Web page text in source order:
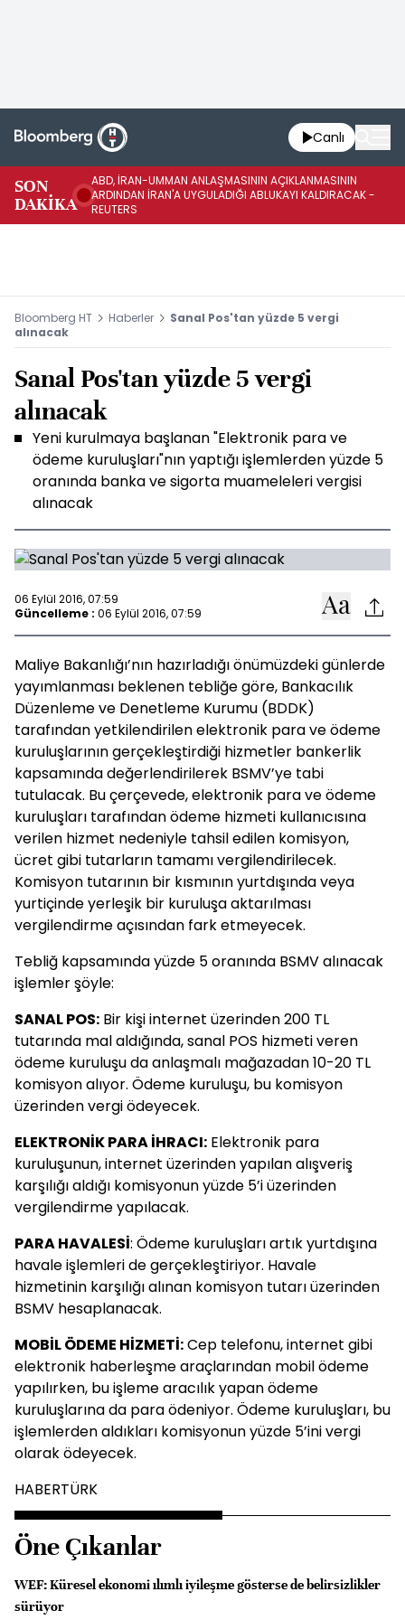
Canlı
SON
DAKİKA
ABD, İRAN-UMMAN ANLAŞMASININ AÇIKLANMASININ
ARDINDAN İRAN'A UYGULADIĞI ABLUKAYI KALDIRACAK -
REUTERS
Bloomberg HT Haberler
Sanal Pos'tan yüzde 5 vergi
alınacak
Sanal Pos'tan yüzde 5 vergi
alınacak
Yeni kurulmaya başlanan "Elektronik para ve
ödeme kuruluşları"nın yaptığı işlemlerden yüzde 5
oranında banka ve sigorta muameleleri vergisi
alınacak
06 Eylül 2016, 07:59
Güncelleme : 06 Eylül 2016, 07:59
Maliye Bakanlığı’nın hazırladığı önümüzdeki günlerde
yayımlanması beklenen tebliğe göre, Bankacılık
Düzenleme ve Denetleme Kurumu (BDDK)
tarafından yetkilendirilen elektronik para ve ödeme
kuruluşlarının gerçekleştirdiği hizmetler bankerlik
kapsamında değerlendirilerek BSMV’ye tabi
tutulacak. Bu çerçevede, elektronik para ve ödeme
kuruluşları tarafından ödeme hizmeti kullanıcısına
verilen hizmet nedeniyle tahsil edilen komisyon,
ücret gibi tutarların tamamı vergilendirilecek.
Komisyon tutarının bir kısmının yurtdışında veya
yurtiçinde yerleşik bir kuruluşa aktarılması
vergilendirme açısından fark etmeyecek.
Tebliğ kapsamında yüzde 5 oranında BSMV alınacak
işlemler şöyle:
SANAL POS: Bir kişi internet üzerinden 200 TL
tutarında mal aldığında, sanal POS hizmeti veren
ödeme kuruluşu da anlaşmalı mağazadan 10-20 TL
komisyon alıyor. Ödeme kuruluşu, bu komisyon
üzerinden vergi ödeyecek.
ELEKTRONİK PARA İHRACI: Elektronik para
kuruluşunun, internet üzerinden yapılan alışveriş
karşılığı aldığı komisyonun yüzde 5’i üzerinden
vergilendirme yapılacak.
PARA HAVALESİ: Ödeme kuruluşları artık yurtdışına
havale işlemleri de gerçekleştiriyor. Havale
hizmetinin karşılığı alınan komisyon tutarı üzerinden
BSMV hesaplanacak.
MOBİL ÖDEME HİZMETİ:Cep telefonu, internet gibi
elektronik haberleşme araçlarından mobil ödeme
yapılırken, bu işleme aracılık yapan ödeme
kuruluşlarına da para ödeniyor. Ödeme kuruluşları, bu
işlemlerden aldıkları komisyonun yüzde 5’ini vergi
olarak ödeyecek.
HABERTÜRK
Öne Çıkanlar
WEF: Küresel ekonomi ılımlı iyileşme gösterse de belirsizlikler
sürüyor